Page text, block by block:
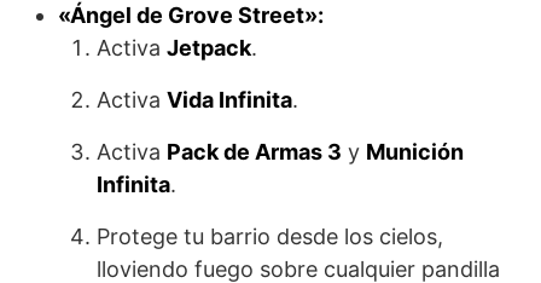
«Ángel de Grove Street»:
Activa Jetpack.
Activa Vida Infinita.
Activa Pack de Armas 3 y Munición
Infinita.
Protege tu barrio desde los cielos,
lloviendo fuego sobre cualquier pandilla